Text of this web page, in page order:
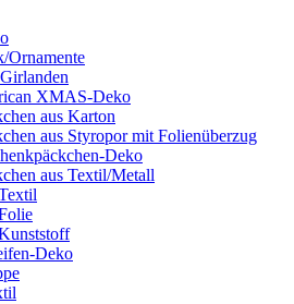
Ornamente
XMAS-Deko
aus Karton
aus Styropor mit Folienüberzug
Deko
aus Textil/Metall
Deko